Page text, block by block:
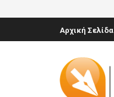
Αρχική Σελίδα